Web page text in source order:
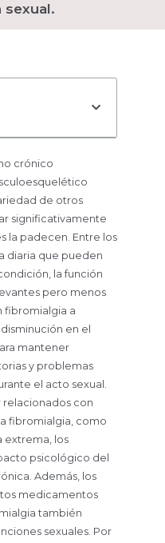
sexual.
crónico
de otros
significativamente
la padecen. Entre los
diaria que pueden
la función
pero menos
fibromialgia a
en el
mantener
y problemas
el acto sexual.
relacionados con
fibromialgia, como
extrema, los
psicológico del
Además, los
medicamentos
también
sexuales. Por